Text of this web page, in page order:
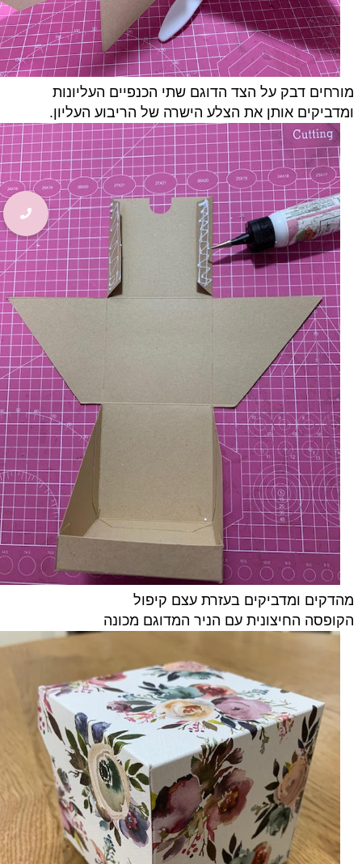
מורחים דבק על הצד הדוגם שתי הכנפיים העליונות
ומדביקים אותן את הצלע הישרה של הריבוע העליון.
מהדקים ומדביקים בעזרת עצם קיפול
הקופסה החיצונית עם הניר המדוגם מכונה